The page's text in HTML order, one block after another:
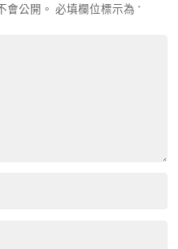
會公開。 必填欄位標示為 *